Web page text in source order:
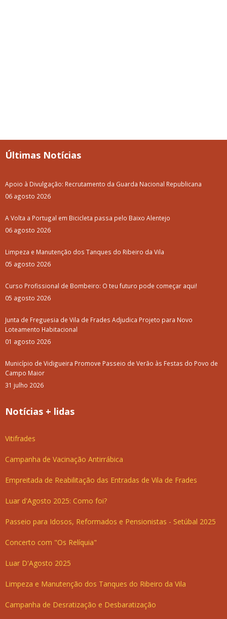
Últimas Notícias
Apoio à Divulgação: Recrutamento da Guarda Nacional Republicana
06 agosto 2026
A Volta a Portugal em Bicicleta passa pelo Baixo Alentejo
06 agosto 2026
Limpeza e Manutenção dos Tanques do Ribeiro da Vila
05 agosto 2026
Curso Profissional de Bombeiro: O teu futuro pode começar aqui!
05 agosto 2026
Junta de Freguesia de Vila de Frades Adjudica Projeto para Novo
Loteamento Habitacional
01 agosto 2026
Município de Vidigueira Promove Passeio de Verão às Festas do Povo de
Campo Maior
31 julho 2026
Notícias + lidas
Vitifrades
Campanha de Vacinação Antirrábica
Empreitada de Reabilitação das Entradas de Vila de Frades
Luar d'Agosto 2025: Como foi?
Passeio para Idosos, Reformados e Pensionistas - Setúbal 2025
Concerto com "Os Relíquia"
Luar D'Agosto 2025
Limpeza e Manutenção dos Tanques do Ribeiro da Vila
Campanha de Desratização e Desbaratização